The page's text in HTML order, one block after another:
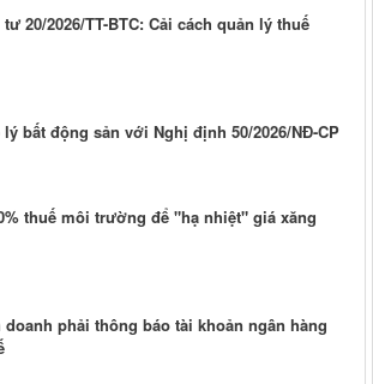
20/2026/TT-BTC: Cải cách quản lý thuế
bất động sản với Nghị định 50/2026/NĐ-CP
thuế môi trường để "hạ nhiệt" giá xăng
phải thông báo tài khoản ngân hàng